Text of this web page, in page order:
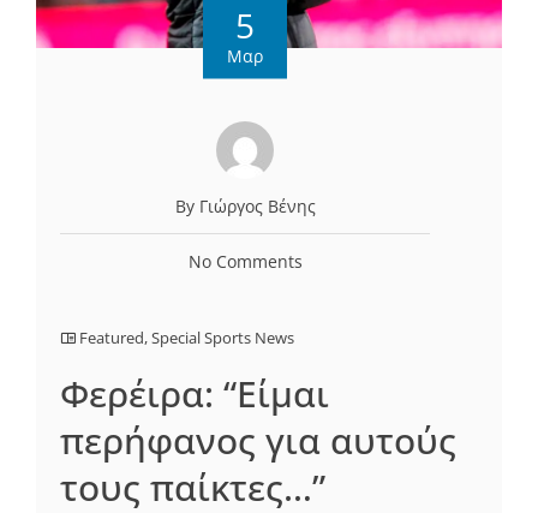
5
Μαρ
By Γιώργος Βένης
No Comments
Featured,Special Sports News
Φερέιρα: “Είμαι
περήφανος για αυτούς
τους παίκτες…”